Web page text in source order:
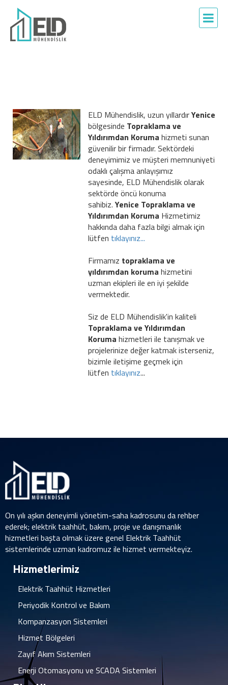
ELD Mühendislik, uzun yıllardırYenice
bölgesinde Topraklama ve
Yıldırımdan Koruma hizmeti sunan
güvenilir bir firmadır. Sektördeki
deneyimimiz ve müşteri memnuniyeti
odaklı çalışma anlayışımız
sayesinde, ELD Mühendislik olarak
sektörde öncü konuma
sahibiz.Yenice Topraklama ve
Yıldırımdan Koruma Hizmetimiz
hakkında daha fazla bilgi almak için
lütfen tıklayınız...
Firmamız topraklama ve
yıldırımdan koruma hizmetini
uzman ekipleri ile en iyi şekilde
vermektedir.
Siz de ELD Mühendislik'in kaliteli
Topraklama ve Yıldırımdan
Koruma hizmetleri ile tanışmak ve
projelerinize değer katmak isterseniz,
bizimle iletişime geçmek için
lütfen tıklayınız...
On yılı aşkın deneyimli yönetim-saha kadrosunu da rehber
ederek; elektrik taahhüt, bakım, proje ve danışmanlık
hizmetleri başta olmak üzere genel Elektrik Taahhüt
sistemlerinde uzman kadromuz ile hizmet vermekteyiz.
Hizmetlerimiz
Elektrik Taahhüt Hizmetleri
Periyodik Kontrol ve Bakım
Kompanzasyon Sistemleri
Hizmet Bölgeleri
Zayıf Akım Sistemleri
Enerji Otomasyonu ve SCADA Sistemleri